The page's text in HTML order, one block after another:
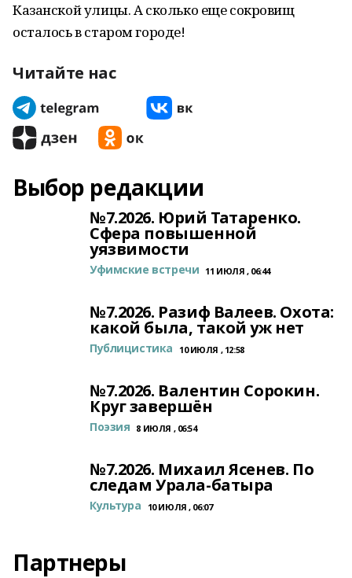
Казанской улицы. А сколько еще сокровищ
осталось в старом городе!
Читайте нас
Выбор редакции
№7.2026. Юрий Татаренко.
Сфера повышенной
уязвимости
Уфимские встречи 11 ИЮЛЯ , 06:44
№7.2026. Разиф Валеев. Охота:
какой была, такой уж нет
Публицистика 10 ИЮЛЯ , 12:58
№7.2026. Валентин Сорокин.
Круг завершён
Поэзия 8 ИЮЛЯ , 06:54
№7.2026. Михаил Ясенев. По
следам Урала-батыра
Культура 10 ИЮЛЯ , 06:07
Партнеры